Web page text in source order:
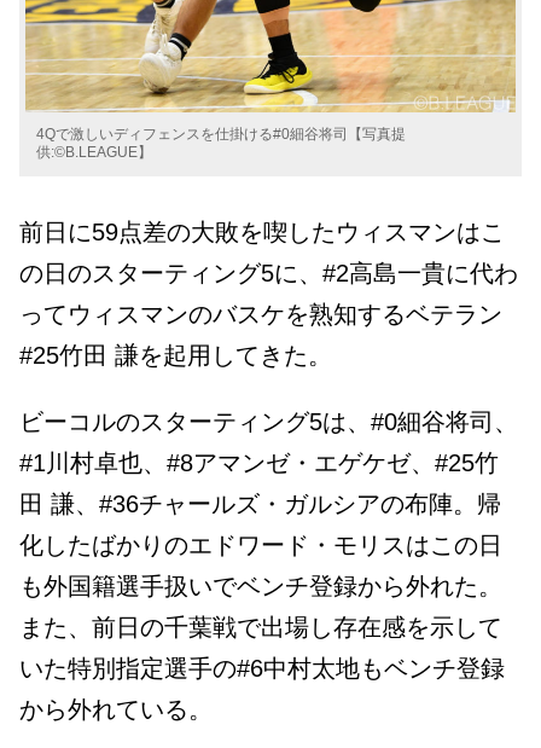
4Qで激しいディフェンスを仕掛ける#0細谷将司【写真提
供:©B.LEAGUE】
前日に59点差の大敗を喫したウィスマンはこ
の日のスターティング5に、#2高島一貴に代わ
ってウィスマンのバスケを熟知するベテラン
#25竹田 謙を起用してきた。
ビーコルのスターティング5は、#0細谷将司、
#1川村卓也、#8アマンゼ・エゲケゼ、#25竹
田 謙、#36チャールズ・ガルシアの布陣。帰
化したばかりのエドワード・モリスはこの日
も外国籍選手扱いでベンチ登録から外れた。
また、前日の千葉戦で出場し存在感を示して
いた特別指定選手の#6中村太地もベンチ登録
から外れている。